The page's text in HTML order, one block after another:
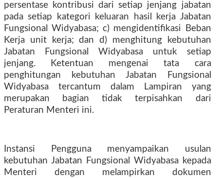
persentase kontribusi dari setiap jenjang jabatan
pada setiap kategori keluaran hasil kerja Jabatan
Fungsional Widyabasa; c) mengidentifikasi Beban
Kerja unit kerja; dan d) menghitung kebutuhan
Jabatan Fungsional Widyabasa untuk setiap
jenjang. Ketentuan mengenai tata cara
penghitungan kebutuhan Jabatan Fungsional
Widyabasa tercantum dalam Lampiran yang
merupakan bagian tidak terpisahkan dari
Peraturan Menteri ini.
Instansi Pengguna menyampaikan usulan
kebutuhan Jabatan Fungsional Widyabasa kepada
Menteri dengan melampirkan dokumen